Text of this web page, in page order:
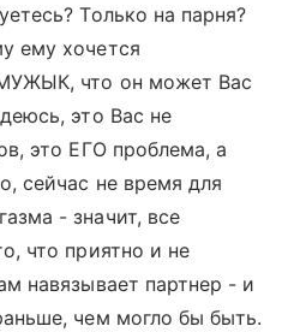
Только на парня?
ему хочется
что он может Вас
это Вас не
это ЕГО проблема, а
сейчас не время для
- значит, все
что приятно и не
навязывает партнер - и
чем могло бы быть.